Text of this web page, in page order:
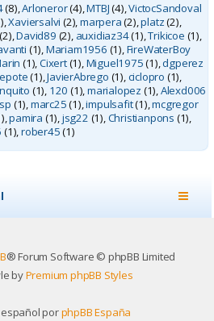
(8),Arloneror(4),MTBJ(4),VictocSandoval
Xaviersalvi (2),marpera(2),platz(2),
(2),David89 (2), auxidiaz34(1),Trikicoe (1),
(1),Mariam1956 (1),FireWaterBoy
(1),Cixert(1),Miguel1975(1),dgperez
(1),JavierAbrego (1),ciclopro (1),
(1), 120 (1),marialopez (1),Alexd006
(1),marc25(1),impulsafit(1),mcgregor
pamira (1),jsg22 (1),Christianpons (1),
(1),rober45(1)
® Forum Software © phpBB Limited
byPremium phpBB Styles
porphpBB España